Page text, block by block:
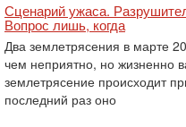
Сценарий ужаса.
Вопрос лишь, когда
Два землетрясения в марте
чем неприятно, но жизненно
землетрясение происходит
последний раз оно